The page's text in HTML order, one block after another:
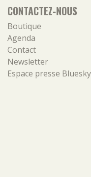
CONTACTEZ-NOUS
Boutique
Agenda
Contact
Newsletter
Espace presse Bluesky